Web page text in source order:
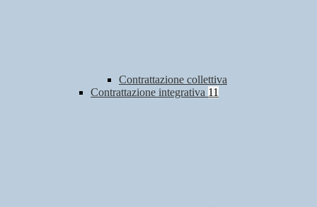
Contrattazione collettiva
Contrattazione integrativa 11